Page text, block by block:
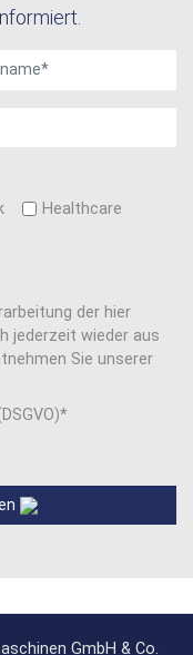
Healthcare
der hier
jederzeit wieder aus
Sie unserer